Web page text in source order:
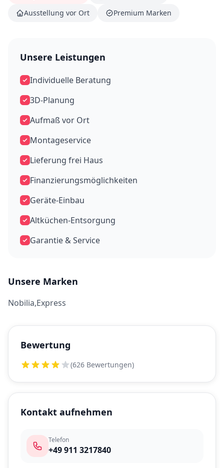
Ausstellung vor Ort
Premium Marken
Unsere Leistungen
Individuelle Beratung
3D-Planung
Aufmaß vor Ort
Montageservice
Lieferung frei Haus
Finanzierungsmöglichkeiten
Geräte-Einbau
Altküchen-Entsorgung
Garantie & Service
Unsere Marken
Nobilia,Express
Bewertung
(626 Bewertungen)
Kontakt aufnehmen
Telefon
+49 911 3217840